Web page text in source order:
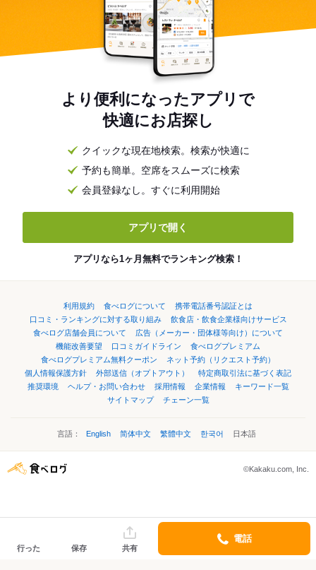
より便利になったアプリで
快適にお店探し
クイックな現在地検索。検索が快適に
予約も簡単。空席をスムーズに検索
会員登録なし。すぐに利用開始
アプリで開く
アプリなら1ヶ月無料でランキング検索！
利用規約 食べログについて
携帯電話番号認証とは
口コミ・ランキングに対する取り組み
飲食店・飲食企業様向けサービス
食べログ店舗会員について
広告（メーカー・団体様等向け）について
機能改善要望
口コミガイドライン
食べログプレミアム
食べログプレミアム無料クーポン
ネット予約（リクエスト予約）
個人情報保護方針
外部送信（オプトアウト）
特定商取引法に基づく表記
推奨環境
ヘルプ・お問い合わせ 採用情報 企業情報
キーワード一覧
サイトマップ
チェーン一覧
言語： English 简体中文 繁體中文 한국어 日本語
©Kakaku.com, Inc.
行った 保存 共有
電話